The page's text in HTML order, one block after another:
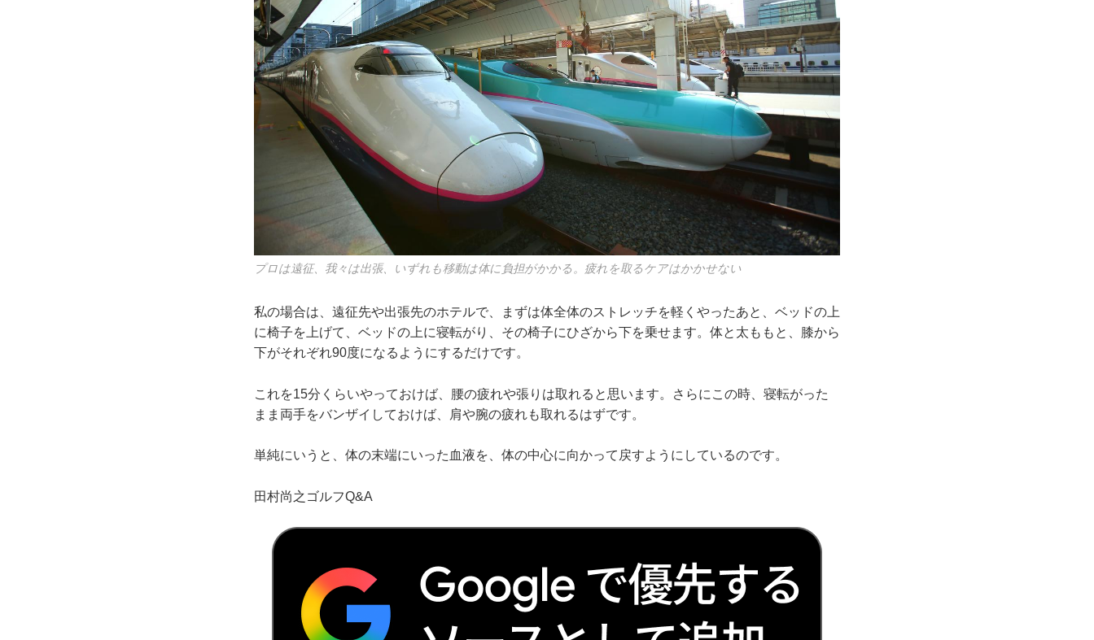
プロは遠征、我々は出張、いずれも移動は体に負担がかかる。疲れを取るケアはかかせない
私の場合は、遠征先や出張先のホテルで、まずは体全体のストレッチを軽くやったあと、ベッドの上
に椅子を上げて、ベッドの上に寝転がり、その椅子にひざから下を乗せます。体と太ももと、膝から
下がそれぞれ90度になるようにするだけです。
これを15分くらいやっておけば、腰の疲れや張りは取れると思います。さらにこの時、寝転がった
まま両手をバンザイしておけば、肩や腕の疲れも取れるはずです。
単純にいうと、体の末端にいった血液を、体の中心に向かって戻すようにしているのです。
田村尚之ゴルフQ&A